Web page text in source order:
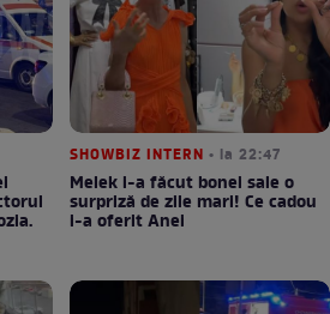
SHOWBIZ INTERN • la 22:47
Melek i-a făcut bonei sale o
surpriză de zile mari! Ce cadou
i-a oferit Anei